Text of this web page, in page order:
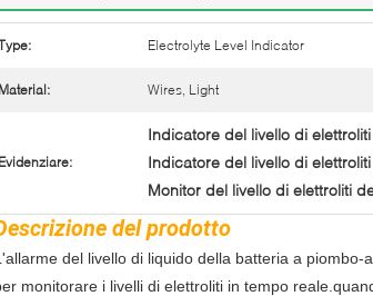
Electrolyte Level Indicator
Wires, Light
Indicatore del livello di
Indicatore del livello di
Monitor del livello di elettroliti
del prodotto
del livello di liquido della batteria a
monitorare i livelli di elettroliti in tempo